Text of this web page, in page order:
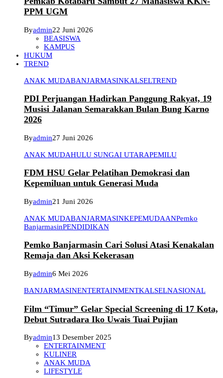
PPM UGM
Byadmin22 Juni 2026
BEASISWA
KAMPUS
HUKUM
TREND
ANAK MUDABANJARMASINKALSELTREND
PDI Perjuangan Hadirkan Panggung Rakyat, 19
Musisi Jalanan Semarakkan Bulan Bung Karno
2026
Byadmin27 Juni 2026
ANAK MUDAHULU SUNGAI UTARAPEMILU
FDM HSU Gelar Pelatihan Demokrasi dan
Kepemiluan untuk Generasi Muda
Byadmin21 Juni 2026
ANAK MUDABANJARMASINKEPEMUDAANPemko
BanjarmasinPENDIDIKAN
Pemko Banjarmasin Cari Solusi Atasi Kenakalan
Remaja dan Aksi Kekerasan
Byadmin6 Mei 2026
BANJARMASINENTERTAINMENTKALSELNASIONAL
Film “Timur” Gelar Special Screening di 17 Kota,
Debut Sutradara Iko Uwais Tuai Pujian
Byadmin13 Desember 2025
ENTERTAINMENT
KULINER
ANAK MUDA
LIFESTYLE